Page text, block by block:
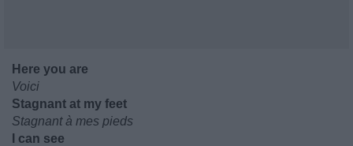
Here you are
Voici
Stagnant at my feet
Stagnant à mes pieds
I can see